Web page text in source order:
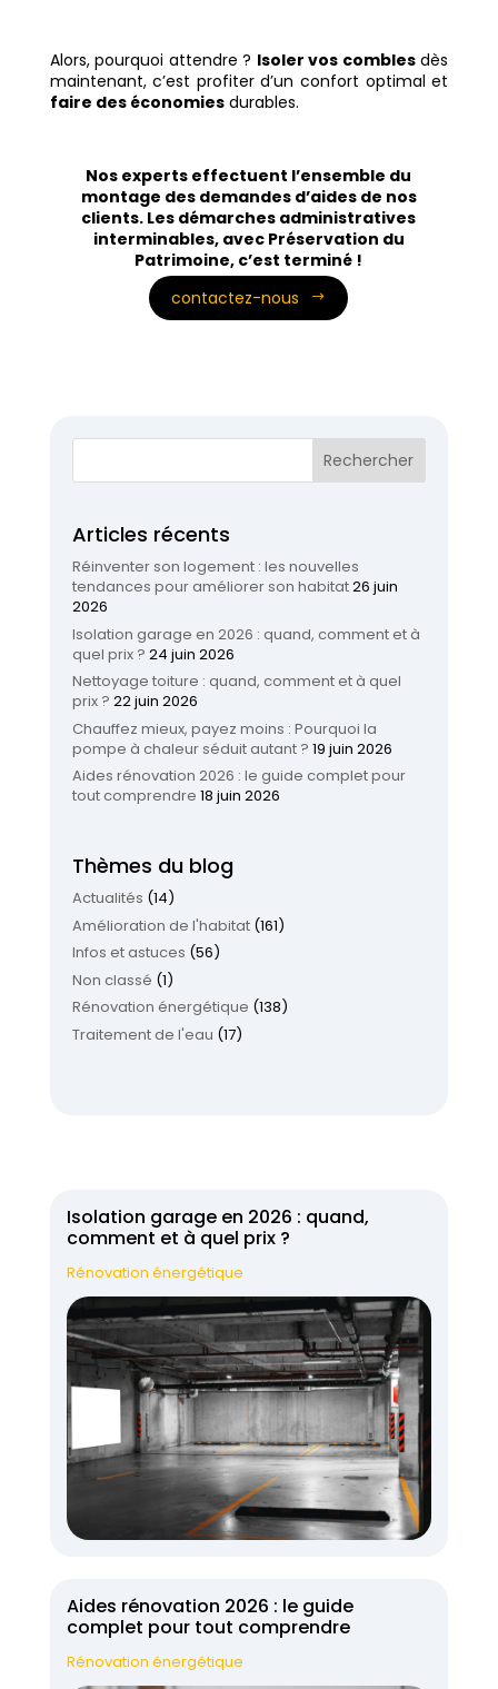
Alors, pourquoi attendre ? Isoler vos comblesdès
maintenant, c’est profiter d’un confort optimal et
faire des économiesdurables.
Nos experts effectuent l’ensemble du
montage des demandes d’aides de nos
clients. Les démarches administratives
interminables, avec Préservation du
Patrimoine, c’est terminé !
contactez-nous
Articles récents
Réinventer son logement : les nouvelles
tendances pour améliorer son habitat26 juin
2026
Isolation garage en 2026 : quand, comment et à
quel prix ? 24 juin 2026
Nettoyage toiture : quand, comment et à quel
prix ? 22 juin 2026
Chauffez mieux, payez moins : Pourquoi la
pompe à chaleur séduit autant ? 19 juin 2026
Aides rénovation 2026 : le guide complet pour
tout comprendre 18 juin 2026
Thèmes du blog
Actualités (14)
Amélioration de l'habitat(161)
Infos et astuces (56)
Non classé (1)
Rénovation énergétique (138)
Traitement de l'eau (17)
Isolation garage en 2026 : quand,
comment et à quel prix ?
Rénovation énergétique
Aides rénovation 2026 : le guide
complet pour tout comprendre
Rénovation énergétique